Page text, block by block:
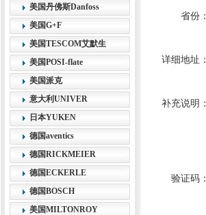
美国丹佛斯Danfoss
美国G+F
美国TESCOM艾默生
美国POSI-flate
美国派克
意大利UNIVER
日本YUKEN
德国aventics
德国RICKMEIER
德国ECKERLE
德国BOSCH
美国MILTONROY
省份：
详细地址：
补充说明：
验证码：